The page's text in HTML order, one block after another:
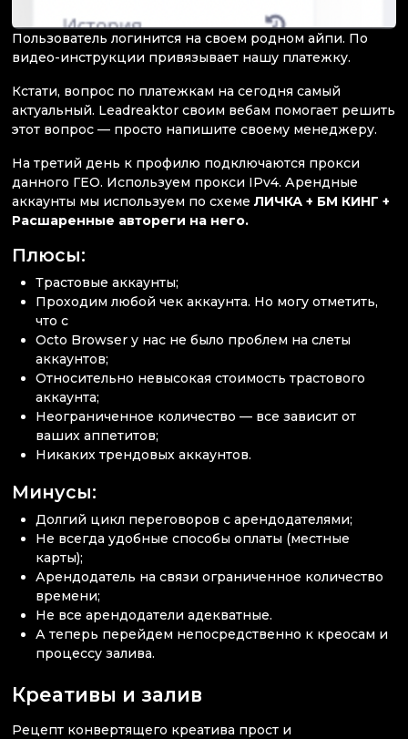
Пользователь логинится на своем родном айпи. По
видео-инструкции привязывает нашу платежку.
Кстати, вопрос по платежкам на сегодня самый
актуальный. Leadreaktor своим вебам помогает решить
этот вопрос — просто напишите своему менеджеру.
На третий день к профилю подключаются прокси
данного ГЕО. Используем прокси IPv4. Арендные
аккаунты мы используем по схеме ЛИЧКА + БМ КИНГ +
Расшаренные автореги на него.
Плюсы:
Трастовые аккаунты;
Проходим любой чек аккаунта. Но могу отметить,
что с
Octo Browser у нас не было проблем на слеты
аккаунтов;
Относительно невысокая стоимость трастового
аккаунта;
Неограниченное количество — все зависит от
ваших аппетитов;
Никаких трендовых аккаунтов.
Минусы:
Долгий цикл переговоров с арендодателями;
Не всегда удобные способы оплаты (местные
карты);
Арендодатель на связи ограниченное количество
времени;
Не все арендодатели адекватные.
А теперь перейдем непосредственно к креосам и
процессу залива.
Креативы и залив
Рецепт конвертящего креатива прост и